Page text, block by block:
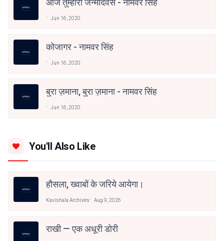
Jun 16, 2020
कोजागर - नामवर सिंह
Jun 16, 2020
बुरा ज़माना, बुरा ज़माना - नामवर सिंह
Jun 16, 2020
You'll Also Like
हौसला, ख्वाबों के जरिये आयेगा।
Kavishala Archives Aug 9, 2026
राखी — एक अधूरी डोरी